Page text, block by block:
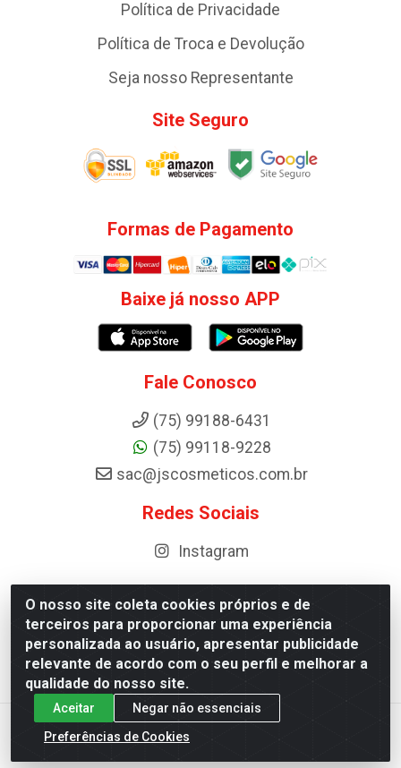
O nosso site coleta cookies próprios e de
terceiros para proporcionar uma experiência
personalizada ao usuário, apresentar publicidade
relevante de acordo com o seu perfil e melhorar a
qualidade do nosso site.
Aceitar
Negar não essenciais
Preferências de Cookies
Política de Privacidade
Política de Troca e Devolução
Seja nosso Representante
Site Seguro
Formas de Pagamento
Baixe já nosso APP
Fale Conosco
(75) 99188-6431
(75) 99118-9228
sac@jscosmeticos.com.br
Redes Sociais
Instagram
Distribuidora de Cosméticos Antoneto LTDA - BA-052,
km 87 - Industrial, Ipirá - BA, 44600-000 - CNPJ
10.984.107/0001-75